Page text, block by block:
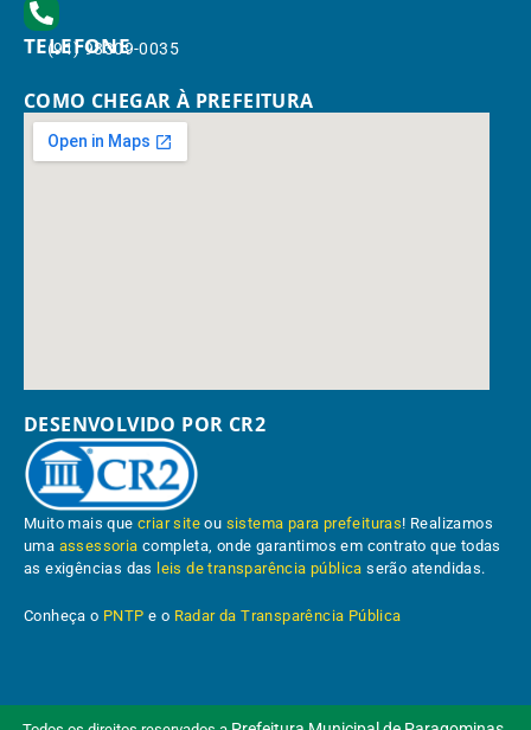
TELEFONE
(91) 98309-0035
COMO CHEGAR À PREFEITURA
DESENVOLVIDO POR CR2
Muito mais quecriar site ou sistema para prefeituras! Realizamos
uma assessoria completa, onde garantimos em contrato que todas
as exigências das leis de transparência pública serão atendidas.
Conheça o PNTP e o Radar da Transparência Pública